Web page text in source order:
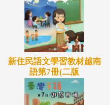
新住民語文學習教材越南
語第7冊(二版